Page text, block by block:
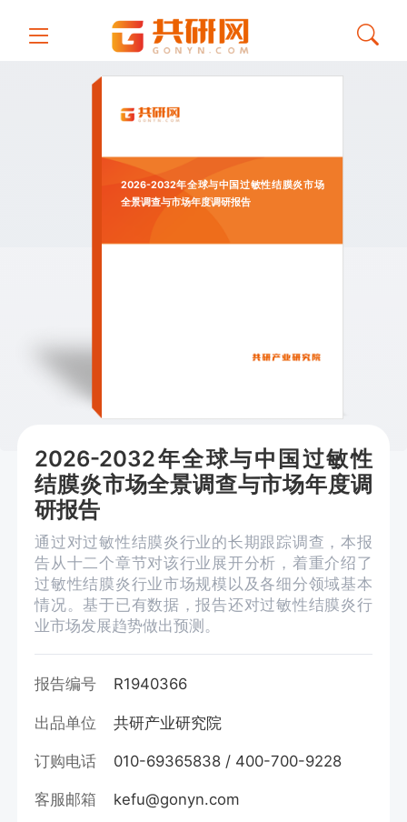
2026-2032年全球与中国过敏性结膜炎市场
全景调查与市场年度调研报告
2026-2032年全球与中国过敏性
结膜炎市场全景调查与市场年度调
研报告
通过对过敏性结膜炎行业的长期跟踪调查，本报
告从十二个章节对该行业展开分析，着重介绍了
过敏性结膜炎行业市场规模以及各细分领域基本
情况。基于已有数据，报告还对过敏性结膜炎行
业市场发展趋势做出预测。
报告编号 R1940366
出品单位 共研产业研究院
订购电话 010-69365838 / 400-700-9228
客服邮箱 kefu@gonyn.com